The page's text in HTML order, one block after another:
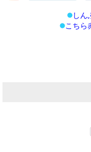
しん
こちら